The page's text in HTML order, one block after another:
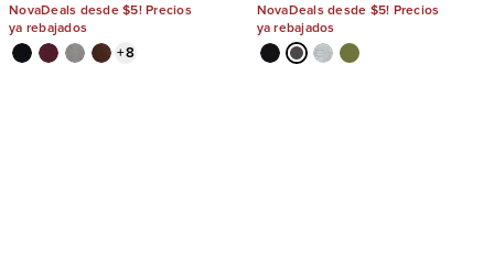
NovaDeals desde $5! Precios
ya rebajados
+8
NovaDeals desde $5! Precios
ya rebajados